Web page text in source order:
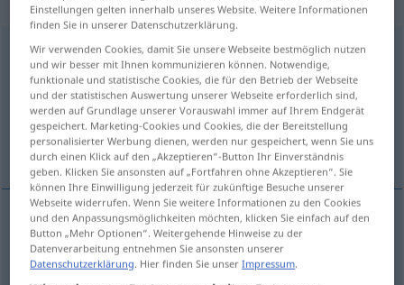
Brei [braɪ]m < Brei(e)s;Breie >
Übersicht aller Übersetzungen
(Für mehr Details die Übersetzung anklicken/antippen)
papilla, puré
papillaf Breiaus Grieß, Reis, für Kleinkinder
Einstellungen gelten innerhalb unseres Website. Weitere Informationen
finden Sie in unserer Datenschutzerklärung.
Wir verwenden Cookies, damit Sie unsere Webseite bestmöglich nutzen
und wir besser mit Ihnen kommunizieren können. Notwendige,
funktionale und statistische Cookies, die für den Betrieb der Webseite
und der statistischen Auswertung unserer Webseite erforderlich sind,
werden auf Grundlage unserer Vorauswahl immer auf Ihrem Endgerät
gespeichert. Marketing-Cookies und Cookies, die der Bereitstellung
personalisierter Werbung dienen, werden nur gespeichert, wenn Sie uns
durch einen Klick auf den „Akzeptieren“-Button Ihr Einverständnis
geben. Klicken Sie ansonsten auf „Fortfahren ohne Akzeptieren“. Sie
können Ihre Einwilligung jederzeit für zukünftige Besuche unserer
Webseite widerrufen. Wenn Sie weitere Informationen zu den Cookies
und den Anpassungsmöglichkeiten möchten, klicken Sie einfach auf den
Button „Mehr Optionen“. Weitergehende Hinweise zu der
Datenverarbeitung entnehmen Sie ansonsten unserer
Datenschutzerklärung. Hier finden Sie unserImpressum.